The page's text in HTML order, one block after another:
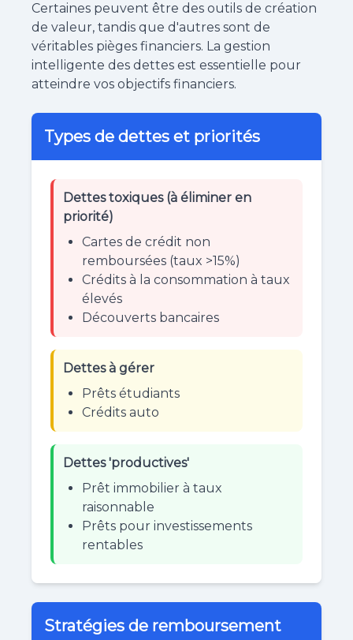
Certaines peuvent être des outils de création
de valeur, tandis que d'autres sont de
véritables pièges financiers. La gestion
intelligente des dettes est essentielle pour
atteindre vos objectifs financiers.
Types de dettes et priorités
Dettes toxiques (à éliminer en
priorité)
Cartes de crédit non
remboursées (taux >15%)
Crédits à la consommation à taux
élevés
Découverts bancaires
Dettes à gérer
Prêts étudiants
Crédits auto
Dettes 'productives'
Prêt immobilier à taux
raisonnable
Prêts pour investissements
rentables
Stratégies de remboursement